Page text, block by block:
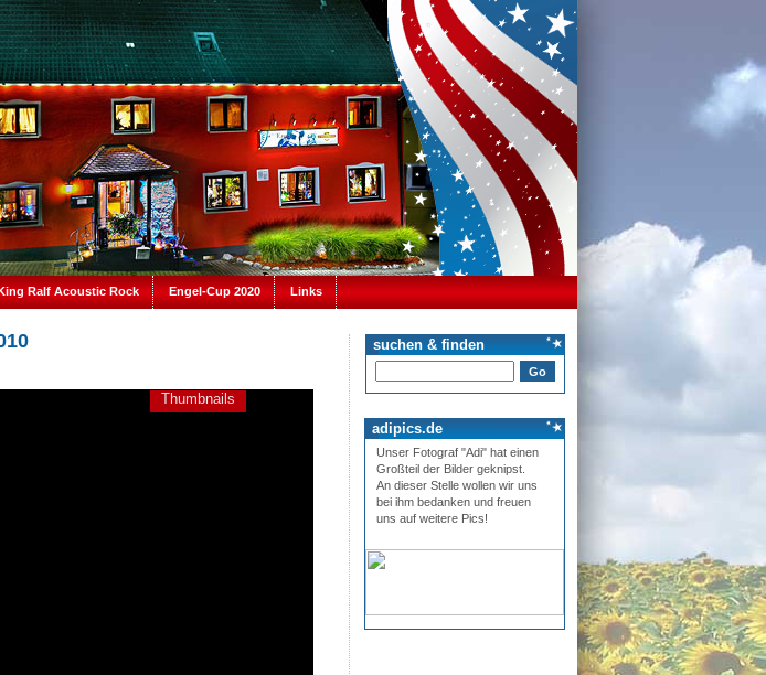
Ralf Acoustic Rock Engel-Cup 2020 Links
Thumbnails
suchen & finden
adipics.de
Unser Fotograf "Adi" hat einen
Großteil der Bilder geknipst.
An dieser Stelle wollen wir uns
bei ihm bedanken und freuen
uns auf weitere Pics!